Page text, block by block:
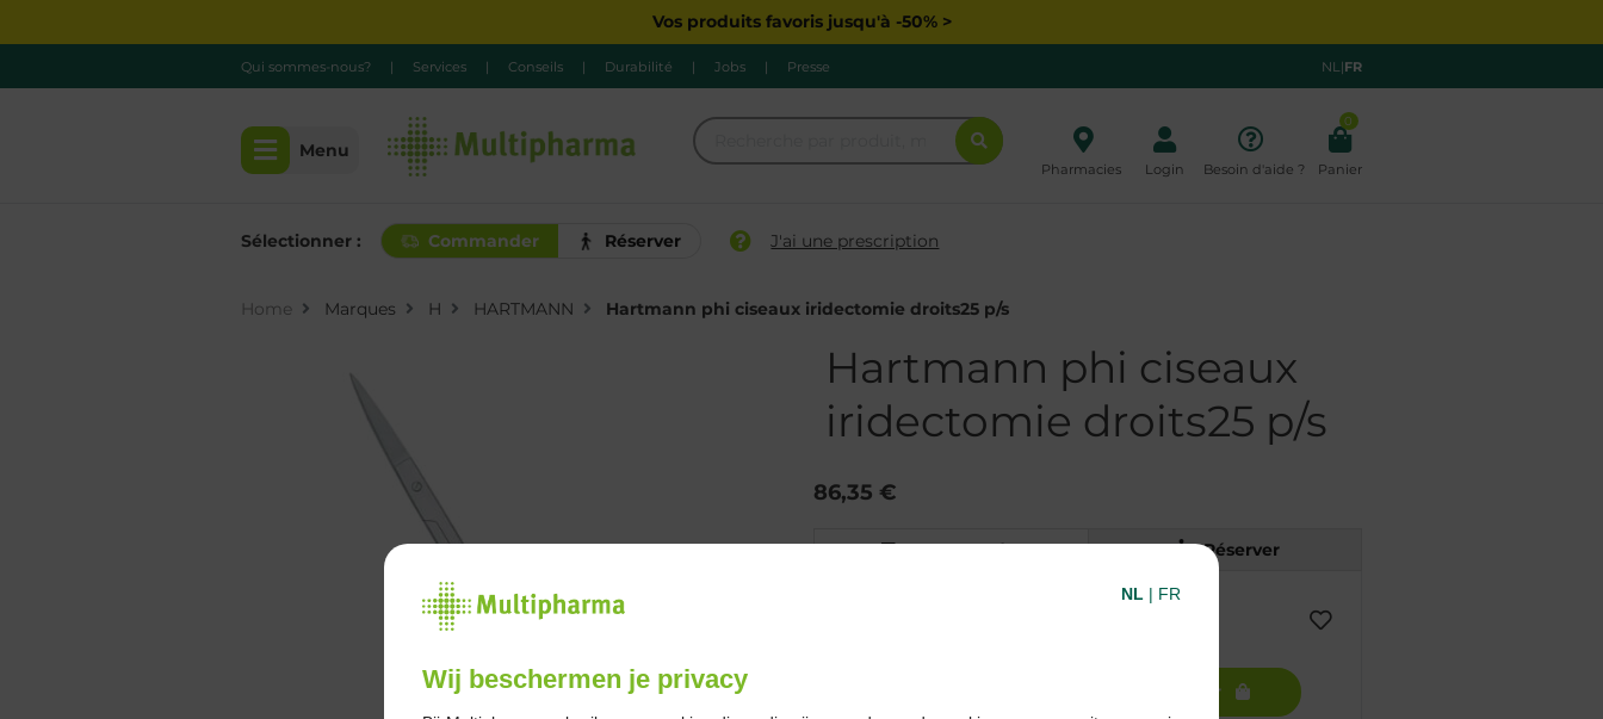
Vos produits favoris jusqu'à -50% >
Qui sommes-nous? | Services | Conseils | Durabilité | Jobs | Presse NL|FR
Menu
Pharmacies Login Besoin d'aide ?
0
Panier
Sélectionner : Commander Réserver J'ai une prescription
Home Marques H HARTMANN Hartmann phi ciseaux iridectomie droits25 p/s
Hartmann phi ciseaux
iridectomie droits25 p/s
86,35 €
Commander Réserver
NL | FR
Wij beschermen je privacy